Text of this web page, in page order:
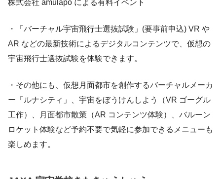
株式会社 amulapo による有料イベント
・「バーチャル宇宙飛行士選抜試験」(要事前申込) VR や
AR などの最新技術によるデジタルコンテンツで、仮想の
宇宙飛行士選抜試験を体験できます。
・その他にも、仮想月面都市を創作するバーチャルメーカ
ー「ルナシティ」、宇宙をぼうけんしよう（VR ゴーグル
工作）、月面都市散策（AR コンテンツ体験）、バルーン
ロケット体験など予約不要で気軽に参加できるメニューも
楽しめます。